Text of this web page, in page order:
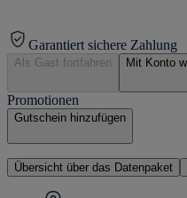
Garantiert sichere Zahlung
Als Gast fortfahren Mit Konto
Promotionen
Gutschein hinzufügen
Übersicht über das Datenpaket